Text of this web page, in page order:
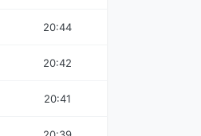
20:44
20:42
20:41